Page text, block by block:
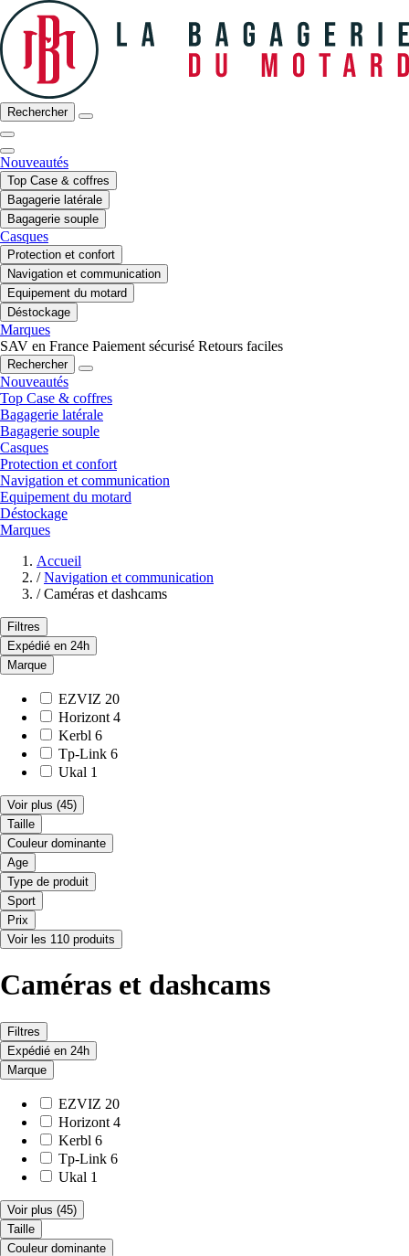
Rechercher
Nouveautés
Top Case & coffres
Bagagerie latérale
Bagagerie souple
Casques
Protection et confort
Navigation et communication
Equipement du motard
Déstockage
Marques
SAV en France Paiement sécurisé Retours faciles
Rechercher
Nouveautés
Top Case & coffres
Bagagerie latérale
Bagagerie souple
Casques
Protection et confort
Navigation et communication
Equipement du motard
Déstockage
Marques
Accueil
/ Navigation et communication
/ Caméras et dashcams
Filtres
Expédié en 24h
Marque
EZVIZ 20
Horizont 4
Kerbl 6
Tp-Link 6
Ukal 1
Voir plus (45)
Taille
Couleur dominante
Age
Type de produit
Sport
Prix
Voir les 110 produits
Caméras et dashcams
Filtres
Expédié en 24h
Marque
EZVIZ 20
Horizont 4
Kerbl 6
Tp-Link 6
Ukal 1
Voir plus (45)
Taille
Couleur dominante